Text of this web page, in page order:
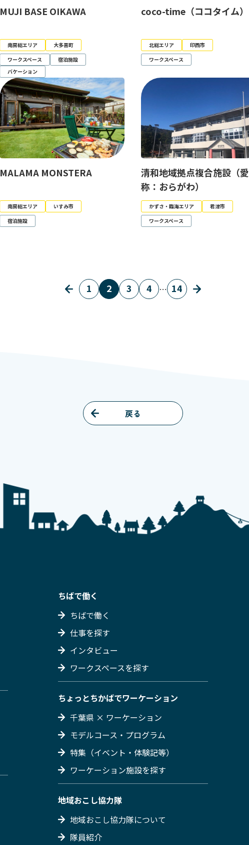
MUJI BASE OIKAWA
南房総エリア
大多喜町
ワークスペース
宿泊施設
バケーション
coco-time（ココタイム）
北総エリア
印西市
ワークスペース
MALAMA MONSTERA
南房総エリア
いすみ市
宿泊施設
清和地域拠点複合施設（愛
称：おらがわ）
かずさ・臨海エリア
君津市
ワークスペース
1 2 3 4 … 14
戻る
ちばで働く
ちばで働く
仕事を探す
インタビュー
ワークスペースを探す
ちょっとちかばでワーケーション
千葉県 × ワーケーション
モデルコース・プログラム
特集（イベント・体験記等）
ワーケーション施設を探す
地域おこし協力隊
地域おこし協力隊について
隊員紹介